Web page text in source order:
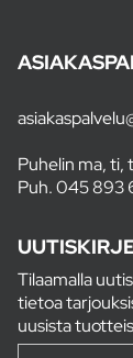
Puhelin ma,
Puh.045 893
Tilaamalla
tietoa
uusista